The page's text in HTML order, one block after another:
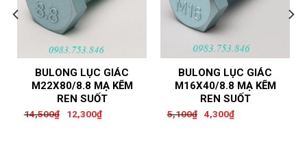
BULONG LỤC GIÁC
M22X80/8.8 MẠ KẼM
REN SUỐT
14,500₫
Original
12,300₫
Current
BULONG LỤC GIÁC
M16X40/8.8 MẠ KẼM
REN SUỐT
5,100₫
Original
4,300₫
Current